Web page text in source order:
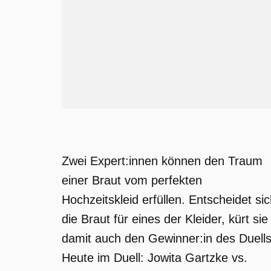
Zwei Expert:innen können den Traum
einer Braut vom perfekten
Hochzeitskleid erfüllen. Entscheidet
die Braut für eines der Kleider, kürt sie
damit auch den Gewinner:in des
Heute im Duell: Jowita Gartzke vs.